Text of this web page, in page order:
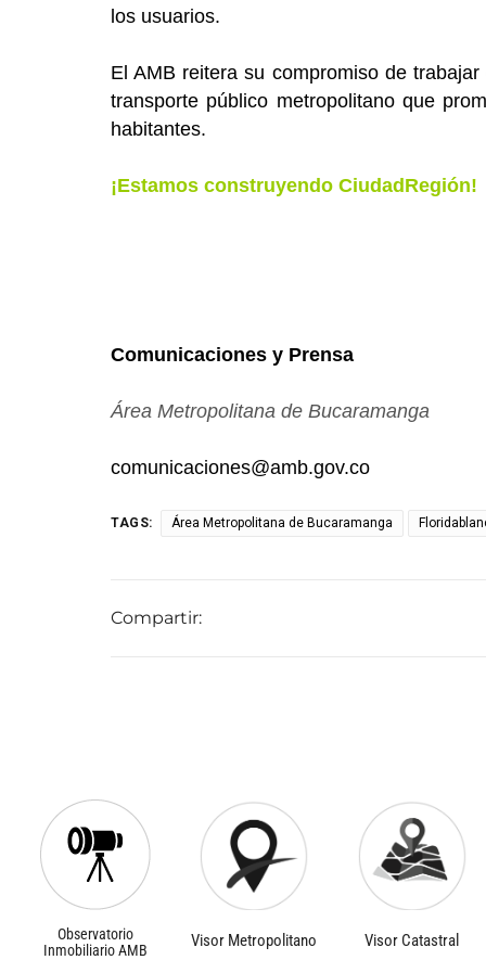
los usuarios.
El AMB reitera su compromiso de
transporte público metropolitano que
habitantes.
¡Estamos construyendo CiudadRegión!
Comunicaciones y Prensa
Área Metropolitana de Bucaramanga
comunicaciones@amb.gov.co
TAGS: Área Metropolitana de Bucaramanga
Compartir:
Observatorio
Inmobiliario AMB
Visor Metropolitano Visor Catastral